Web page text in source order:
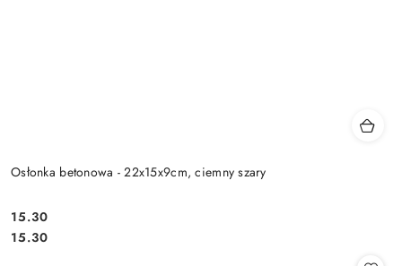
Osłonka betonowa - 22x15x9cm, ciemny szary
Cena:
15.30
Cena:
15.30